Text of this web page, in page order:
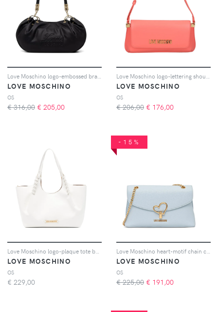
LOVE MOSCHINO
OS
€ 316,00 € 205,00
LOVE MOSCHINO
OS
€ 206,00 € 176,00
LOVE MOSCHINO
OS
€ 229,00
-15%
LOVE MOSCHINO
OS
€ 225,00 € 191,00